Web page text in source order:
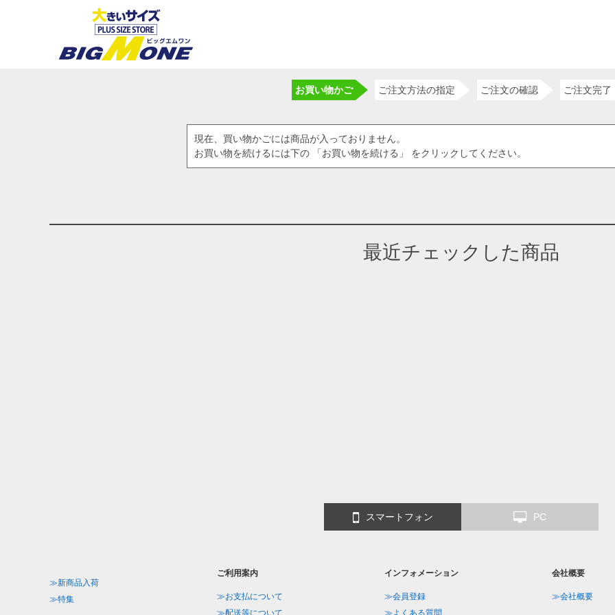
お買い物かご ご注文方法の指定 ご注文の確認 ご注文完了
現在、買い物かごには商品が入っておりません。
お買い物を続けるには下の 「お買い物を続ける」 をクリックしてください。
最近チェックした商品
スマートフォン PC
≫新商品入荷
≫特集
ご利用案内
≫お支払について
≫配送等について
インフォメーション
≫会員登録
≫よくある質問
会社概要
≫会社概要